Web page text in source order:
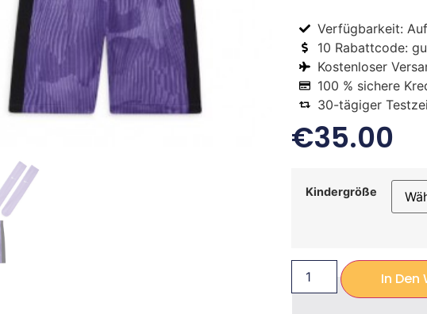
Verfügbarkeit:
10 Rabattcode:
Kostenloser
100 % sichere
30-tägiger
€35.00
Kindergröße
In Den